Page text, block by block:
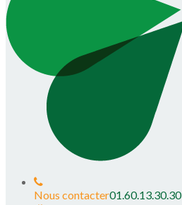
Nous contacter01.60.13.30.30